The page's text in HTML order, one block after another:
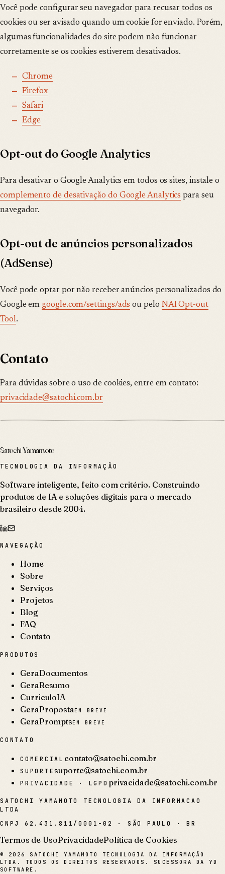
Você pode configurar seu navegador para recusar todos os
cookies ou ser avisado quando um cookie for enviado. Porém,
algumas funcionalidades do site podem não funcionar
corretamente se os cookies estiverem desativados.
Chrome
Firefox
Safari
Edge
Opt-out do Google Analytics
Para desativar o Google Analytics em todos os sites, instale o
complemento de desativação do Google Analytics para seu
navegador.
Opt-out de anúncios personalizados
(AdSense)
Você pode optar por não receber anúncios personalizados do
Google em google.com/settings/ads ou pelo NAI Opt-out
Tool.
Contato
Para dúvidas sobre o uso de cookies, entre em contato:
privacidade@satochi.com.br
Satochi Yamamoto
TECNOLOGIA DA INFORMAÇÃO
Software inteligente, feito com critério. Construindo
produtos de IA e soluções digitais para o mercado
brasileiro desde 2004.
NAVEGAÇÃO
Home
Sobre
Serviços
Projetos
Blog
FAQ
Contato
PRODUTOS
GeraDocumentos
GeraResumo
CurriculoIA
GeraPropostaEM BREVE
GeraPromptsEM BREVE
CONTATO
COMERCIAL contato@satochi.com.br
SUPORTEsuporte@satochi.com.br
PRIVACIDADE · LGPD privacidade@satochi.com.br
SATOCHI YAMAMOTO TECNOLOGIA DA INFORMACAO
LTDA
CNPJ 62.431.811/0001-02 · SÃO PAULO · BR
Termos de UsoPrivacidadePolítica de Cookies
© 2026
SATOCHI YAMAMOTO TECNOLOGIA DA INFORMAÇÃO
LTDA. TODOS OS DIREITOS RESERVADOS. SUCESSORA DA YD
SOFTWARE.